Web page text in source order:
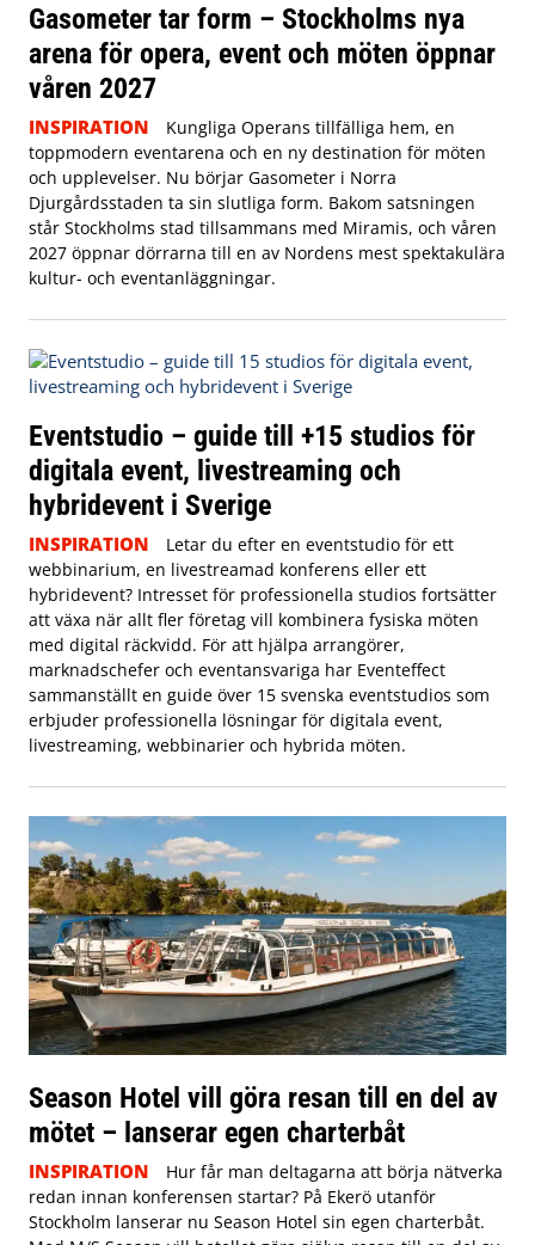
Gasometer tar form – Stockholms nya
arena för opera, event och möten öppnar
våren 2027
INSPIRATION
Kungliga Operans tillfälliga hem, en
toppmodern eventarena och en ny destination för möten
och upplevelser. Nu börjar Gasometer i Norra
Djurgårdsstaden ta sin slutliga form. Bakom satsningen
står Stockholms stad tillsammans med Miramis, och våren
2027 öppnar dörrarna till en av Nordens mest spektakulära
kultur- och eventanläggningar.
Eventstudio – guide till +15 studios för
digitala event, livestreaming och
hybridevent i Sverige
INSPIRATION
Letar du efter en eventstudio för ett
webbinarium, en livestreamad konferens eller ett
hybridevent? Intresset för professionella studios fortsätter
att växa när allt fler företag vill kombinera fysiska möten
med digital räckvidd. För att hjälpa arrangörer,
marknadschefer och eventansvariga har Eventeffect
sammanställt en guide över 15 svenska eventstudios som
erbjuder professionella lösningar för digitala event,
livestreaming, webbinarier och hybrida möten.
Season Hotel vill göra resan till en del av
mötet – lanserar egen charterbåt
INSPIRATION
Hur får man deltagarna att börja nätverka
redan innan konferensen startar? På Ekerö utanför
Stockholm lanserar nu Season Hotel sin egen charterbåt.